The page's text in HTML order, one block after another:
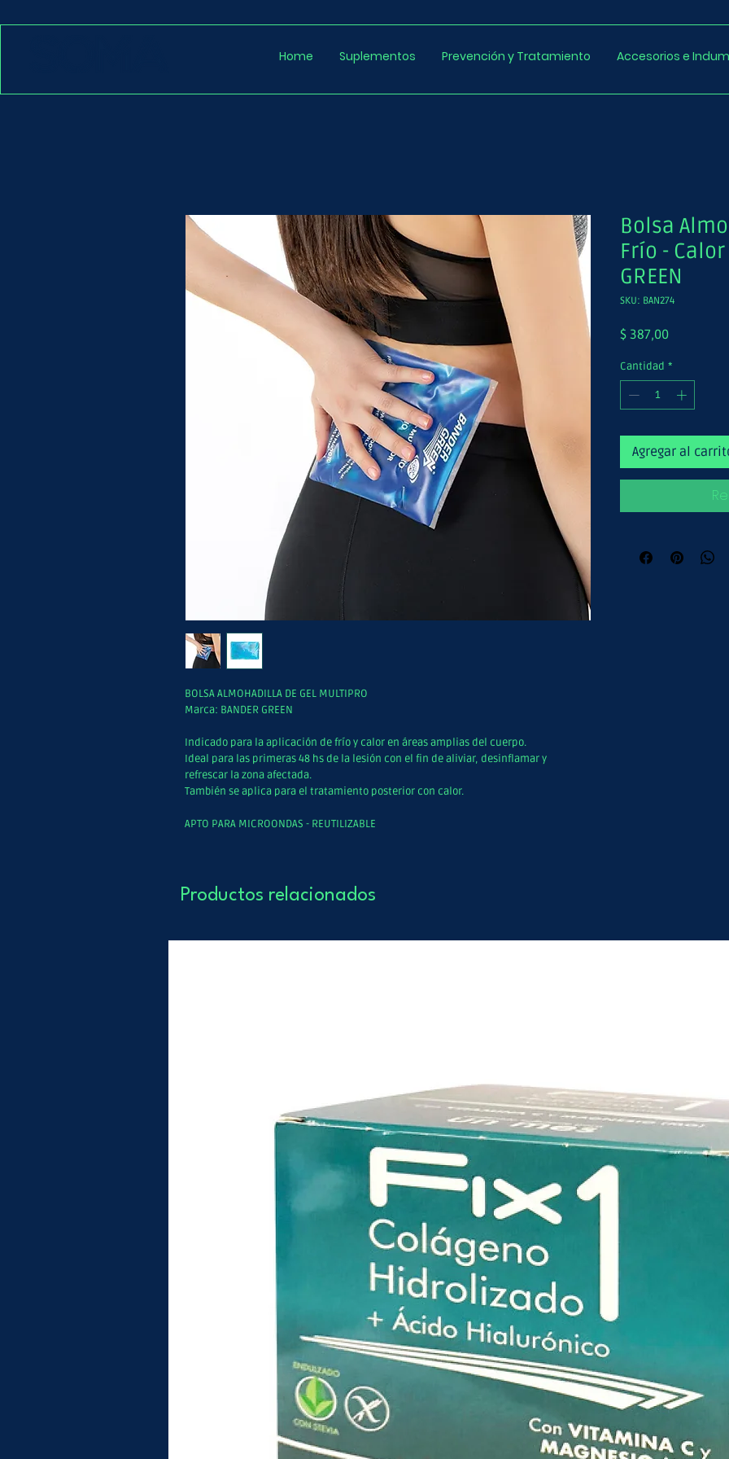
Home Suplementos Prevención y Tratamiento Accesorios e
BOLSA ALMOHADILLA DE GEL MULTIPRO
Marca: BANDER GREEN
Indicado para la aplicación de frío y calor en áreas amplias del cuerpo.
Ideal para las primeras 48 hs de la lesión con el fin de aliviar, desinflamar y
refrescar la zona afectada.
También se aplica para el tratamiento posterior con calor.
APTO PARA MICROONDAS - REUTILIZABLE
Bolsa
Frío - Calor
GREEN
SKU: BAN274
$ 387,00Precio
Cantidad *
Agregar al
Productos relacionados